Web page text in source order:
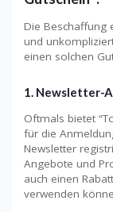
Die Beschaffung
und
einen solchen
1. Newsletter-
Oftmals bietet
für die
Newsletter
Angebote und
auch einen
verwenden